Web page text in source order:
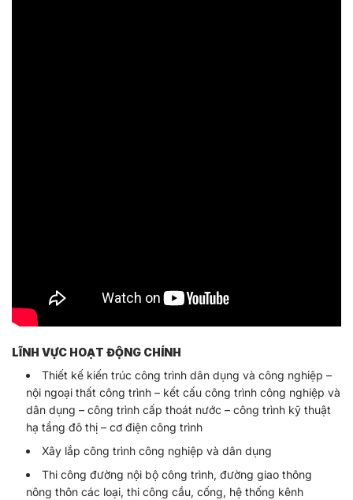
LĨNH VỰC HOẠT ĐỘNG CHÍNH
Thiết kế kiến trúc công trình dân dụng và công nghiệp –
nội ngoại thất công trình – kết cấu công trình công nghiệp và
dân dụng – công trình cấp thoát nước – công trình kỹ thuật
hạ tầng đô thị – cơ điện công trình
Xây lắp công trình công nghiệp và dân dụng
Thi công đường nội bộ công trình, đường giao thông
nông thôn các loại, thi công cầu, cống, hệ thống kênh